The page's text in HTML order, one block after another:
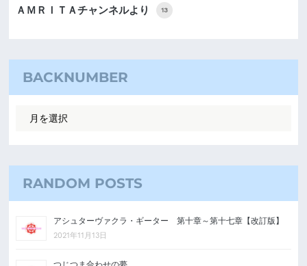
ＡＭＲＩＴＡチャンネルより 13
BACKNUMBER
RANDOM POSTS
アシュターヴァクラ・ギーター 第十章～第十七章【改訂版】
2021年11月13日